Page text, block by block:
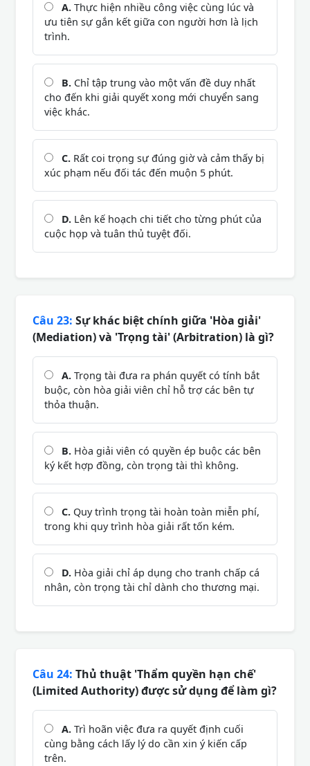
A. Thực hiện nhiều công việc cùng lúc và
ưu tiên sự gắn kết giữa con người hơn là lịch
trình.
B. Chỉ tập trung vào một vấn đề duy nhất
cho đến khi giải quyết xong mới chuyển sang
việc khác.
C. Rất coi trọng sự đúng giờ và cảm thấy bị
xúc phạm nếu đối tác đến muộn 5 phút.
D. Lên kế hoạch chi tiết cho từng phút của
cuộc họp và tuân thủ tuyệt đối.
Câu 23: Sự khác biệt chính giữa 'Hòa giải'
(Mediation) và 'Trọng tài' (Arbitration) là gì?
A. Trọng tài đưa ra phán quyết có tính bắt
buộc, còn hòa giải viên chỉ hỗ trợ các bên tự
thỏa thuận.
B. Hòa giải viên có quyền ép buộc các bên
ký kết hợp đồng, còn trọng tài thì không.
C. Quy trình trọng tài hoàn toàn miễn phí,
trong khi quy trình hòa giải rất tốn kém.
D. Hòa giải chỉ áp dụng cho tranh chấp cá
nhân, còn trọng tài chỉ dành cho thương mại.
Câu 24: Thủ thuật 'Thẩm quyền hạn chế'
(Limited Authority) được sử dụng để làm gì?
A. Trì hoãn việc đưa ra quyết định cuối
cùng bằng cách lấy lý do cần xin ý kiến cấp
trên.